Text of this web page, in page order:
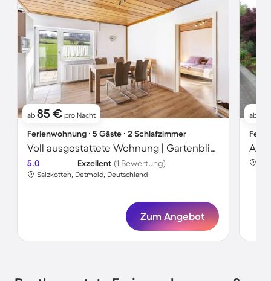
ab 85 € pro Nacht
Ferienwohnung ∙ 5 Gäste ∙ 2 Schlafzimmer
Voll ausgestattete Wohnung | Gartenblick
5.0 Exzellent (1 Bewertung)
Salzkotten, Detmold, Deutschland
Zum Angebot
ab